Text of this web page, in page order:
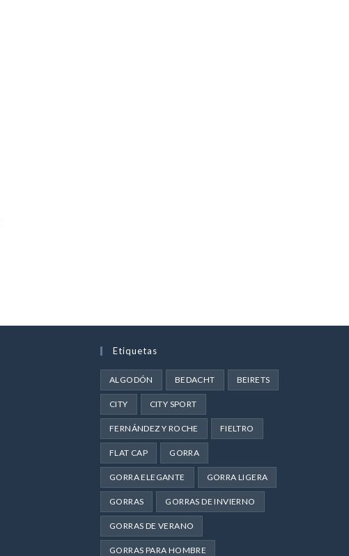
Etiquetas
ALGODÓN BEDACHT BEIRETS
CITY CITY SPORT
FERNÁNDEZ Y ROCHE FIELTRO
FLAT CAP GORRA
GORRA ELEGANTE GORRA LIGERA
GORRAS GORRAS DE INVIERNO
GORRAS DE VERANO
GORRAS PARA HOMBRE